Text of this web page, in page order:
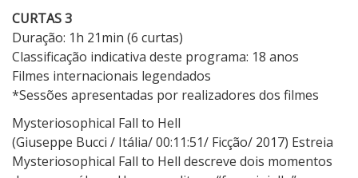
CURTAS 3
Duração: 1h 21min (6 curtas)
Classificação indicativa deste programa: 18 anos
Filmes internacionais legendados
*Sessões apresentadas por realizadores dos filmes
Mysteriosophical Fall to Hell
(Giuseppe Bucci / Itália/ 00:11:51/ Ficção/ 2017) Estreia
Mysteriosophical Fall to Hell descreve dois momentos